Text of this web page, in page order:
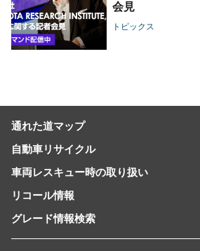
会見
トピックス
通れた道マップ
自動車リサイクル
車両レスキュー時の取り扱い
リコール情報
グレード情報検索